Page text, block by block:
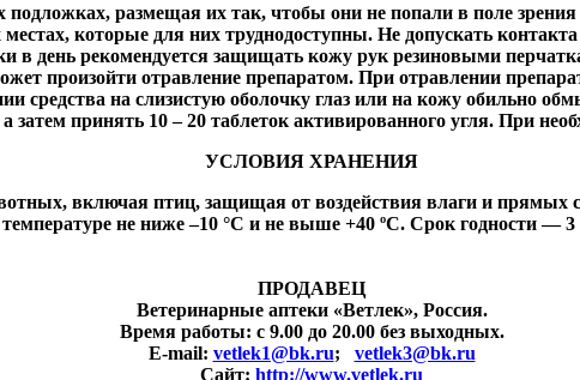
размещая их так, чтобы они не попали в поле
которые для них труднодоступны. Не допускать
в день рекомендуется защищать кожу рук резиновыми
произойти отравление препаратом. При отравлении
средства на слизистую оболочку глаз или на кожу обильно
затем принять 10 – 20 таблеток активированного угля. При
УСЛОВИЯ ХРАНЕНИЯ
включая птиц, защищая от воздействия влаги и
температуре не ниже –10 °С и не выше +40 ºС. Срок годности — 3
ПРОДАВЕЦ
Ветеринарные аптеки «Ветлек», Россия.
Время работы: с 9.00 до 20.00 без выходных.
E-mail: vetlek1@bk.ru; vetlek3@bk.ru
Сайт: http://www.vetlek.ru